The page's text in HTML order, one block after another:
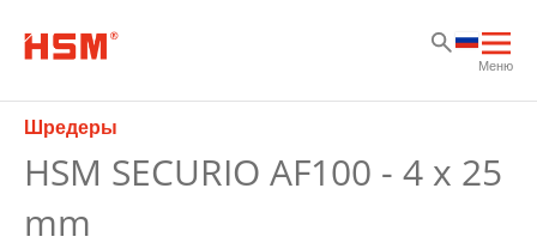
Меню
Шредеры
HSM SECURIO AF100 - 4 x 25
mm